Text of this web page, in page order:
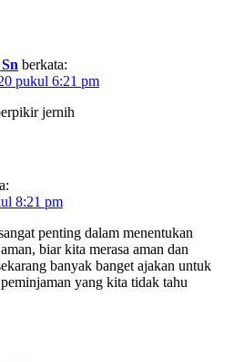
berkata:
pukul 6:21 pm
jernih
8:21 pm
penting dalam menentukan
biar kita merasa aman dan
banyak banget ajakan untuk
yang kita tidak tahu